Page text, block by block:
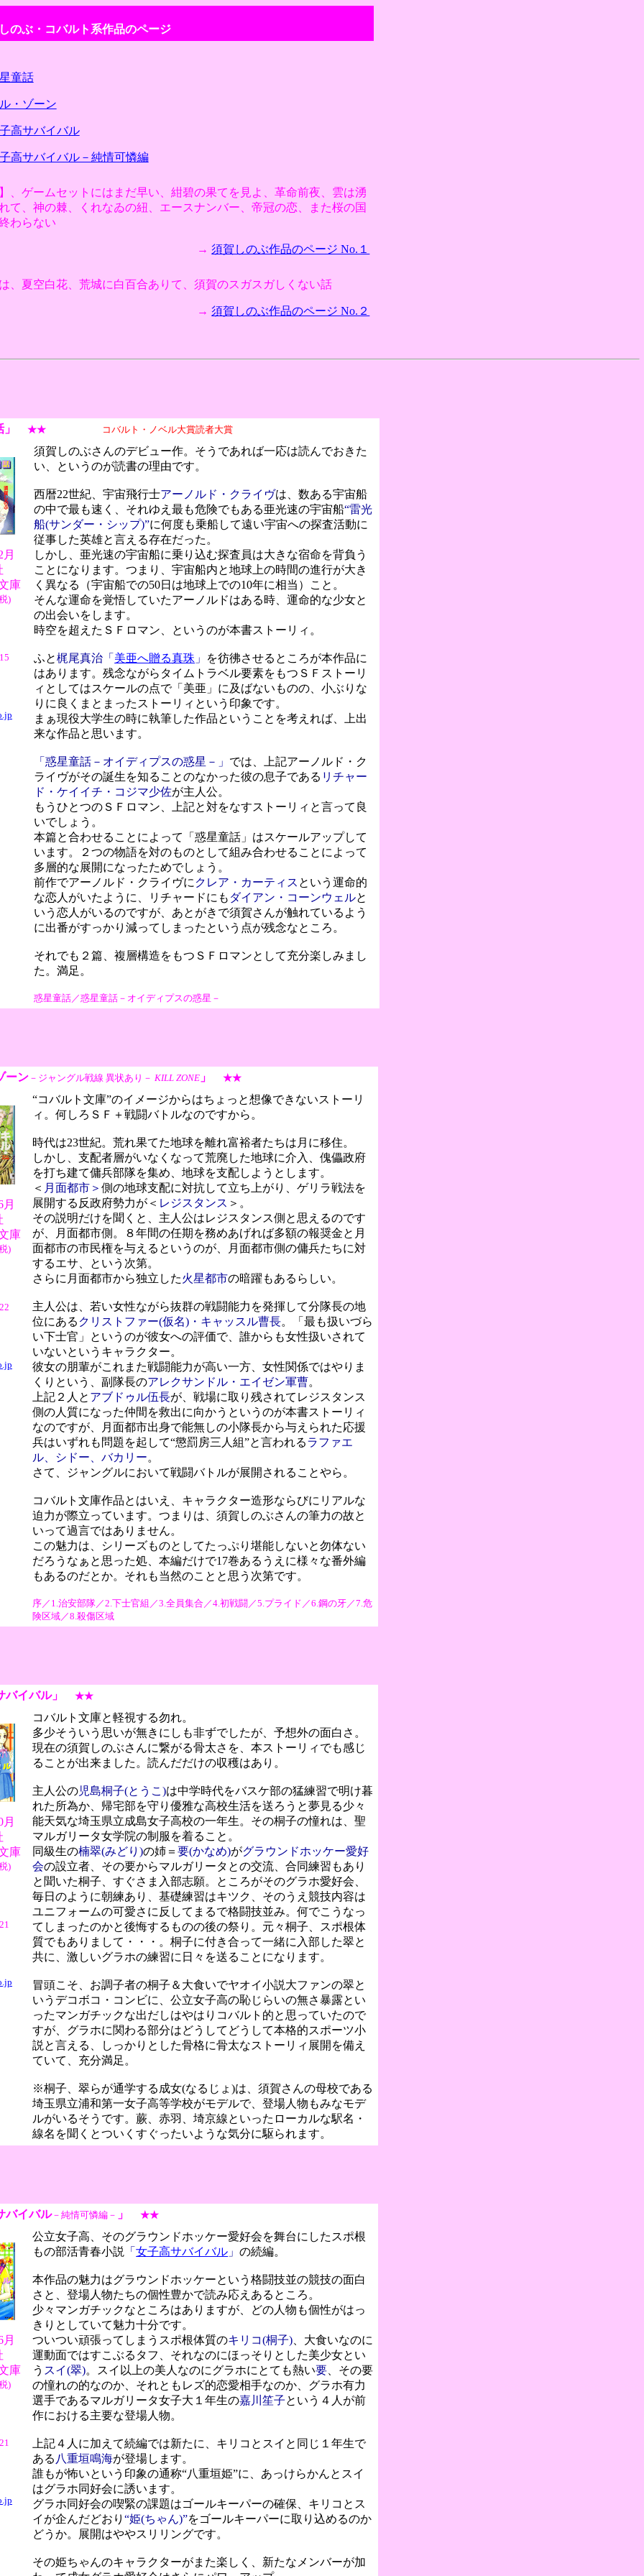
のぶ・コバルト系作品のページ
童話
・ゾーン
高サバイバル
高サバイバル－純情可憐編
】、ゲームセットにはまだ早い、紺碧の果てを見よ、革命前夜、雲は湧
て、神の棘、くれなゐの紐、エースナンバー、帝冠の恋、また桜の国
わらない
→須賀しのぶ作品のページ No.１
、夏空白花、荒城に白百合ありて、須賀のスガスガしくない話
→須賀しのぶ作品のページ No.２
★★ コバルト・ノベル大賞読者大賞
月
庫
)
須賀しのぶさんのデビュー作。そうであれば一応は読んでおきた
い、というのが読書の理由です。
西暦22世紀、宇宙飛行士アーノルド・クライヴは、数ある宇宙船
の中で最も速く、それゆえ最も危険でもある亜光速の宇宙船“雷光
船(サンダー・シップ)”に何度も乗船して遠い宇宙への探査活動に
従事した英雄と言える存在だった。
しかし、亜光速の宇宙船に乗り込む探査員は大きな宿命を背負う
ことになります。つまり、宇宙船内と地球上の時間の進行が大き
く異なる（宇宙船での50日は地球上での10年に相当）こと。
そんな運命を覚悟していたアーノルドはある時、運命的な少女と
の出会いをします。
時空を超えたＳＦロマン、というのが本書ストーリィ。
ふと梶尾真治「 美亜へ贈る真珠 」
を彷彿させるところが本作品に
はあります。残念ながらタイムトラベル要素をもつＳＦストーリ
ィとしてはスケールの点で「美亜」に及ばないものの、小ぶりな
りに良くまとまったストーリィという印象です。
まぁ現役大学生の時に執筆した作品ということを考えれば、上出
来な作品と思います。
「惑星童話－オイディプスの惑星－」 では、上記アーノルド・ク
ライヴがその誕生を知ることのなかった彼の息子である リチャー
ド・ケイイチ・コジマ少佐が主人公。
もうひとつのＳＦロマン、上記と対をなすストーリィと言って良
いでしょう。
本篇と合わせることによって「惑星童話」はスケールアップして
います。２つの物語を対のものとして組み合わせることによって
多層的な展開になったためでしょう。
前作でアーノルド・クライヴに クレア・カーティス という運命的
な恋人がいたように、リチャードにも ダイアン・コーンウェルと
いう恋人がいるのですが、あとがきで須賀さんが触れているよう
に出番がすっかり減ってしまったという点が残念なところ。
それでも２篇、複層構造をもつＳＦロマンとして充分楽しみまし
た。満足。
惑星童話／惑星童話－オイディプスの惑星－
ーン －ジャングル戦線 異状あり－KILL ZONE 」 ★★
月
庫
)
“コバルト文庫”のイメージからはちょっと想像できないストーリ
ィ。何しろＳＦ＋戦闘バトルなのですから。
時代は23世紀。荒れ果てた地球を離れ富裕者たちは月に移住。
しかし、支配者層がいなくなって荒廃した地球に介入、傀儡政府
を打ち建て傭兵部隊を集め、地球を支配しようとします。
＜ 月面都市＞側の地球支配に対抗して立ち上がり、ゲリラ戦法を
展開する反政府勢力が＜ レジスタンス ＞。
その説明だけを聞くと、主人公はレジスタンス側と思えるのです
が、月面都市側。８年間の任期を務めあげれば多額の報奨金と月
面都市の市民権を与えるというのが、月面都市側の傭兵たちに対
するエサ、という次第。
さらに月面都市から独立した火星都市の暗躍もあるらしい。
主人公は、若い女性ながら抜群の戦闘能力を発揮して分隊長の地
位にある クリストファー(仮名)・キャッスル曹長。「最も扱いづら
い下士官」というのが彼女への評価で、誰からも女性扱いされて
いないというキャラクター。
彼女の朋輩がこれまた戦闘能力が高い一方、女性関係ではやりま
くりという、副隊長のアレクサンドル・エイゼン軍曹。
上記２人と アブドゥル伍長が、戦場に取り残されてレジスタンス
側の人質になった仲間を救出に向かうというのが本書ストーリィ
なのですが、月面都市出身で能無しの小隊長から与えられた応援
兵はいずれも問題を起して“懲罰房三人組”と言われるラファエ
ル、シドー、バカリー。
さて、ジャングルにおいて戦闘バトルが展開されることやら。
コバルト文庫作品とはいえ、キャラクター造形ならびにリアルな
迫力が際立っています。つまりは、須賀しのぶさんの筆力の故と
いって過言ではありません。
この魅力は、シリーズものとしてたっぷり堪能しないと勿体ない
だろうなぁと思った処、本編だけで17巻あるうえに様々な番外編
もあるのだとか。それも当然のことと思う次第です。
序／1.治安部隊／2.下士官組／3.全員集合／4.初戦闘／5.プライド／6.鋼の牙／7.危
険区域／8.殺傷区域
バイバル」
★★
月
庫
)
コバルト文庫と軽視する勿れ。
多少そういう思いが無きにしも非ずでしたが、予想外の面白さ。
現在の須賀しのぶさんに繋がる骨太さを、本ストーリィでも感じ
ることが出来ました。読んだだけの収穫はあり。
主人公の児島桐子(とうこ)は中学時代をバスケ部の猛練習で明け暮
れた所為か、帰宅部を守り優雅な高校生活を送ろうと夢見る少々
能天気な埼玉県立成島女子高校の一年生。その桐子の憧れは、聖
マルガリータ女学院の制服を着ること。
同級生の楠翠(みどり)の姉＝要(かなめ)がグラウンドホッケー愛好
会の設立者、その要からマルガリータとの交流、合同練習もあり
と聞いた桐子、すぐさま入部志願。ところがそのグラホ愛好会、
毎日のように朝練あり、基礎練習はキツク、そのうえ競技内容は
ユニフォームの可愛さに反してまるで格闘技並み。何でこうなっ
てしまったのかと後悔するものの後の祭り。元々桐子、スポ根体
質でもありまして・・・。桐子に付き合って一緒に入部した翠と
共に、激しいグラホの練習に日々を送ることになります。
冒頭こそ、お調子者の桐子＆大食いでヤオイ小説大ファンの翠と
いうデコボコ・コンビに、公立女子高の恥じらいの無さ暴露とい
ったマンガチックな出だしはやはりコバルト的と思っていたので
すが、グラホに関わる部分はどうしてどうして本格的スポーツ小
説と言える、しっかりとした骨格に骨太なストーリィ展開を備え
ていて、充分満足。
※桐子、翠らが通学する成女(なるじょ)は、須賀さんの母校である
埼玉県立浦和第一女子高等学校がモデルで、登場人物もみなモデ
ルがいるそうです。蕨、赤羽、埼京線といったローカルな駅名・
線名を聞くとついくすぐったいような気分に駆られます。
バイバル－純情可憐編－ 」 ★★
月
庫
)
公立女子高、そのグラウンドホッケー愛好会を舞台にしたスポ根
もの部活青春小説
「女子高サバイバル 」の続編。
本作品の魅力はグラウンドホッケーという格闘技並の競技の面白
さと、登場人物たちの個性豊かで読み応えあるところ。
少々マンガチックなところはありますが、どの人物も個性がはっ
きりとしていて魅力十分です。
ついつい頑張ってしまうスポ根体質のキリコ(桐子) 、大食いなのに
運動面ではすこぶるタフ、それなのにほっそりとした美少女とい
う スイ(翠)。スイ以上の美人なのにグラホにとても熱い要 、その要
の憧れの的なのか、それともレズ的恋愛相手なのか、グラホ有力
選手であるマルガリータ女子大１年生の嘉川笙子という４人が前
作における主要な登場人物。
上記４人に加えて続編では新たに、キリコとスイと同じ１年生で
ある 八重垣鳴海が登場します。
誰もが怖いという印象の通称“八重垣姫”に、あっけらかんとスイ
はグラホ同好会に誘います。
グラホ同好会の喫緊の課題はゴールキーパーの確保、キリコとス
イが企んだどおり“姫(ちゃん)”をゴールキーパーに取り込めるのか
どうか。展開はややスリリングです。
その姫ちゃんのキャラクターがまた楽しく、新たなメンバーが加